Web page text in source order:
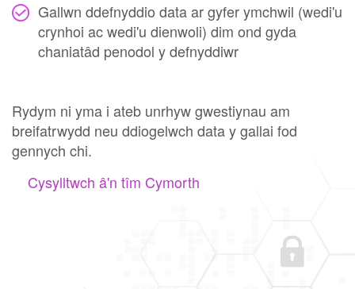
Gallwn ddefnyddio data ar gyfer ymchwil (wedi'u
crynhoi ac wedi'u dienwoli) dim ond gyda
chaniatâd penodol y defnyddiwr
Rydym ni yma i ateb unrhyw gwestiynau am
breifatrwydd neu ddiogelwch data y gallai fod
gennych chi.
Cysylltwch â'n tîm Cymorth